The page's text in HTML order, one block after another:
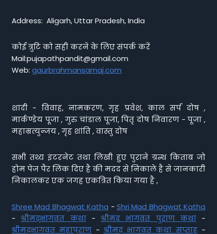
Address: Aligarh, Uttar Pradesh, India
कोई त्रुटि को सही करने के लिए संपर्क करें
Mail:pujapathpandit@gmail.com
Web: gaurbrahmansamaj.com
शादी - विवाह, नामकरण, गृह प्रवेश, काल सर्प दोष ,
मार्कण्डेय पूजा , गुरु चांडाल पूजा, पितृ दोष निवारण - पूजा ,
महाम्रत्युन्जय , गृह शांति , वास्तु दोष
सभी तथ्य इंटरनेट तथा लिखी हुए पुराने ग्रन्थ किताब जो
होम पेज पैर लिंक दिए है की मदद से निकाले है से जानकारी
निकालकर एक जगह एकत्रित किया गया है ,
Shree Mad Bhagwat Katha - Shri Mad Bhagwat Katha
- श्रीमद्भागवत कथा- श्रीमद भागवत पुराण कथा-
श्रीमद्भागवत महापुराण - श्रीमद् भागवत कथा सप्ताह-